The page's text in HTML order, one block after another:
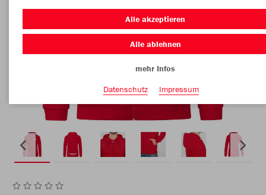
Alle akzeptieren
Alle ablehnen
mehr Infos
Datenschutz
Impressum